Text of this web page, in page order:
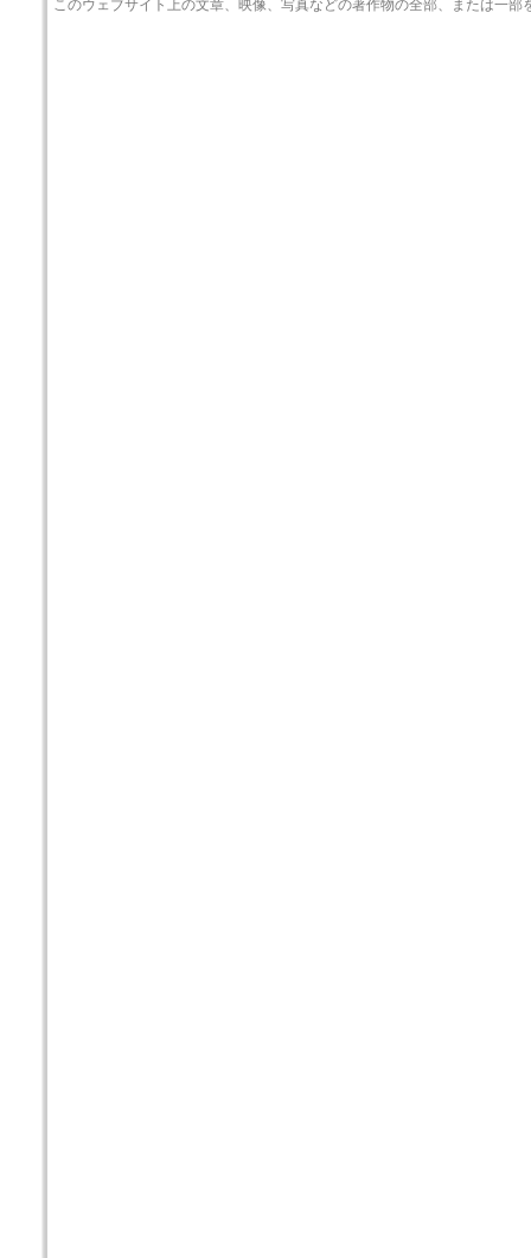
このウェブサイト上の文章、映像、写真などの著作物の全部、または一